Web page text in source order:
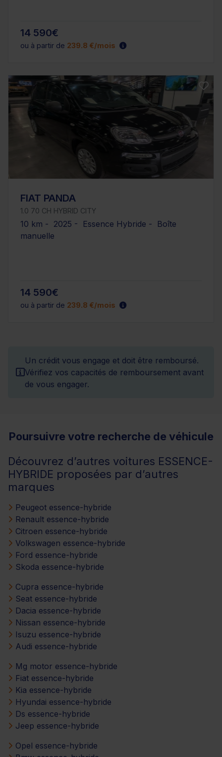
14 590€
ou à partir de 239.8 €/mois
FIAT PANDA
1.0 70 CH HYBRID CITY
10 km - 2025 - Essence Hybride - Boîte
manuelle
14 590€
ou à partir de 239.8 €/mois
Un crédit vous engage et doit être remboursé.
Vérifiez vos capacités de remboursement avant
de vous engager.
Poursuivre votre recherche de véhicule
Découvrez d’autres voitures ESSENCE-
HYBRIDE proposées par d’autres
marques
Peugeot essence-hybride
Renault essence-hybride
Citroen essence-hybride
Volkswagen essence-hybride
Ford essence-hybride
Skoda essence-hybride
Cupra essence-hybride
Seat essence-hybride
Dacia essence-hybride
Nissan essence-hybride
Isuzu essence-hybride
Audi essence-hybride
Mg motor essence-hybride
Fiat essence-hybride
Kia essence-hybride
Hyundai essence-hybride
Ds essence-hybride
Jeep essence-hybride
Opel essence-hybride